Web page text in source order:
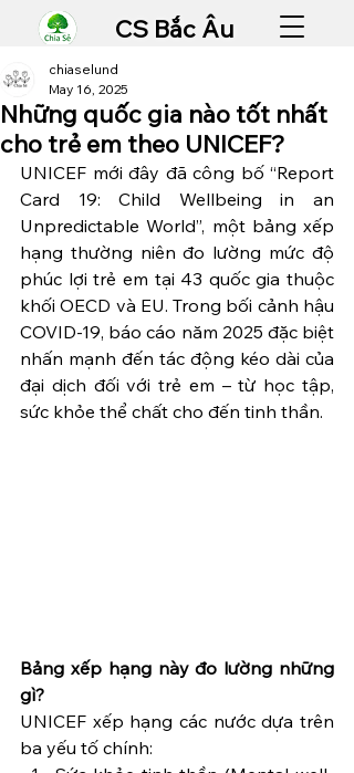
CS Bắc Âu
Những quốc gia nào tốt nhất
cho trẻ em theo UNICEF?
chiaselund
May 16, 2025
UNICEF mới đây đã công bố “Report
Card 19: Child Wellbeing in an
Unpredictable World”, một bảng xếp
hạng thường niên đo lường mức độ
phúc lợi trẻ em tại 43 quốc gia thuộc
khối OECD và EU. Trong bối cảnh hậu
COVID-19, báo cáo năm 2025 đặc biệt
nhấn mạnh đến tác động kéo dài của
đại dịch đối với trẻ em – từ học tập,
sức khỏe thể chất cho đến tinh thần.
Bảng xếp hạng này đo lường những
gì?
UNICEF xếp hạng các nước dựa trên
ba yếu tố chính: